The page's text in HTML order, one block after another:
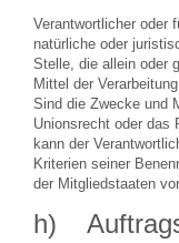
Verantwortlicher oder
natürliche oder
Stelle, die allein oder
Mittel der
Sind die Zwecke und
Unionsrecht oder das
kann der
Kriterien seiner
der Mitgliedstaaten
h)